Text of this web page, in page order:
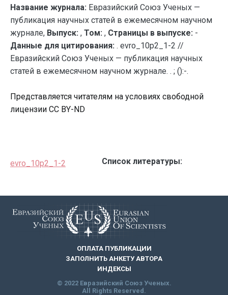
Название журнала: Евразийский Союз Ученых —
публикация научных статей в ежемесячном научном
журнале, Выпуск: , Том: , Страницы в выпуске: -
Данные для цитирования: . evro_10p2_1-2 //
Евразийский Союз Ученых — публикация научных
статей в ежемесячном научном журнале. . ; ():-.
Представляется читателям на условиях свободной
лицензии CC BY-ND
evro_10p2_1-2 Список литературы:
ОПЛАТА ПУБЛИКАЦИИ
ЗАПОЛНИТЬ АНКЕТУ АВТОРА
ИНДЕКСЫ
© 2022 Евразийский Союз Ученых.
All Rights Reserved.